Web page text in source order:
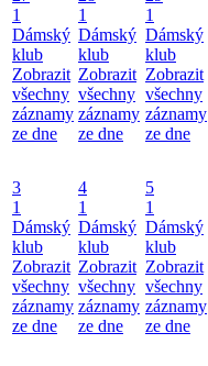
1
Dámský
klub
Zobrazit
všechny
záznamy
ze dne
1
Dámský
klub
Zobrazit
všechny
záznamy
ze dne
1
Dámský
klub
Zobrazit
všechny
záznamy
ze dne
3
1
Dámský
klub
Zobrazit
všechny
záznamy
ze dne
4
1
Dámský
klub
Zobrazit
všechny
záznamy
ze dne
5
1
Dámský
klub
Zobrazit
všechny
záznamy
ze dne